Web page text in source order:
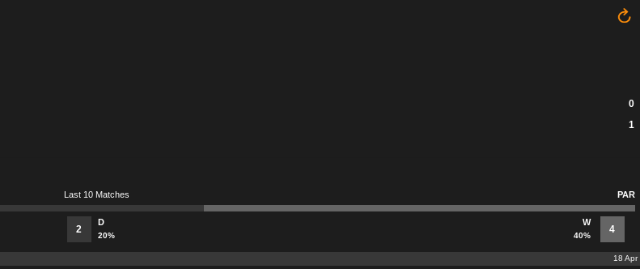
0
1
Last 10 Matches PAR
2
D
20%
W
40%
4
18 Apr